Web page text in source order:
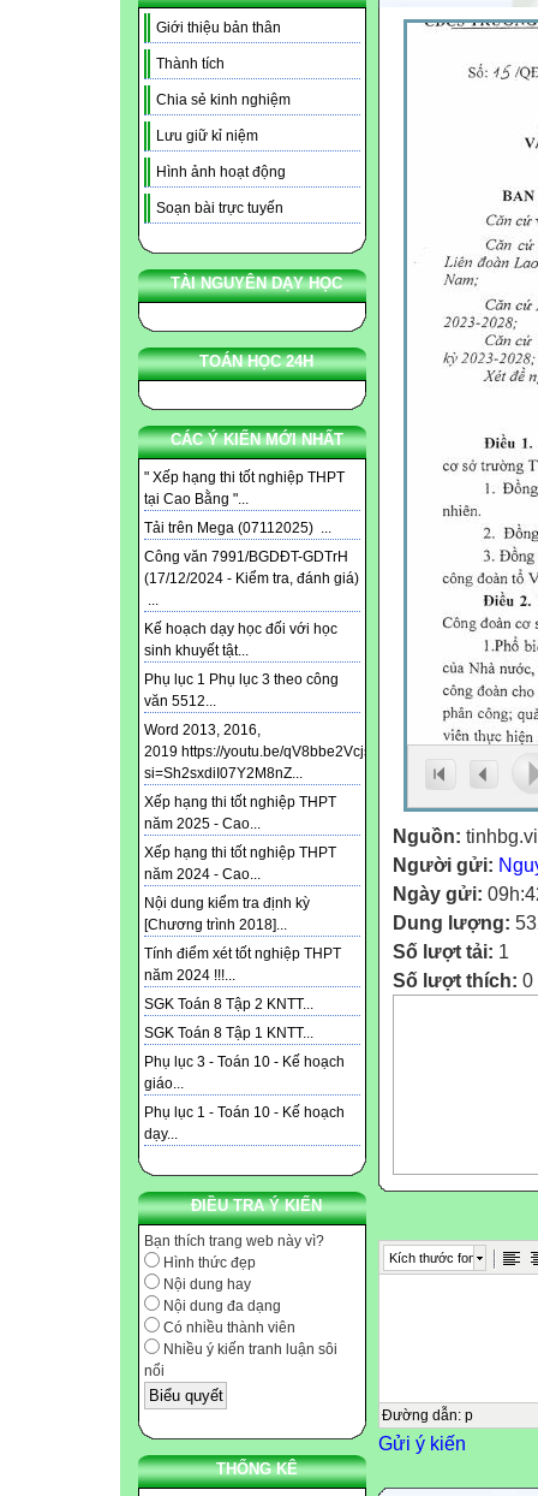
Giới thiệu bản thân
Thành tích
Chia sẻ kinh nghiệm
Lưu giữ kỉ niệm
Hình ảnh hoạt động
Soạn bài trực tuyến
TÀI NGUYÊN DẠY HỌC
TOÁN HỌC 24H
CÁC Ý KIẾN MỚI NHẤT
" Xếp hạng thi tốt nghiệp THPT
tại Cao Bằng "...
Tải trên Mega (07112025) ...
Công văn 7991/BGDĐT-GDTrH
(17/12/2024 - Kiểm tra, đánh giá)
...
Kế hoạch dạy học đối với học
sinh khuyết tật...
Phụ lục 1 Phụ lục 3 theo công
văn 5512...
Word 2013, 2016,
2019 https://youtu.be/qV8bbe2Vcjs?
si=Sh2sxdiI07Y2M8nZ...
Xếp hạng thi tốt nghiệp THPT
năm 2025 - Cao...
Xếp hạng thi tốt nghiệp THPT
năm 2024 - Cao...
Nội dung kiểm tra định kỳ
[Chương trình 2018]...
Tính điểm xét tốt nghiệp THPT
năm 2024 !!!...
SGK Toán 8 Tập 2 KNTT...
SGK Toán 8 Tập 1 KNTT...
Phụ lục 3 - Toán 10 - Kế hoạch
giáo...
Phụ lục 1 - Toán 10 - Kế hoạch
dạy...
ĐIỀU TRA Ý KIẾN
Bạn thích trang web này vì?
Hình thức đẹp
Nội dung hay
Nội dung đa dạng
Có nhiều thành viên
Nhiều ý kiến tranh luận sôi
nổi
THỐNG KÊ
Nguồn:
Người gửi:
Ngày gửi:
Dung lượng:
Số lượt tải: 1
Số lượt thích: 0
Kích thước font
Đường dẫn: p
Gửi ý kiến